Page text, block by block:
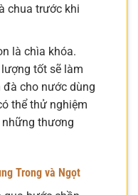
chua trước khi
là chìa khóa.
tốt sẽ làm
cho nước dùng
thể thử nghiệm
thương
Trong và Ngọt